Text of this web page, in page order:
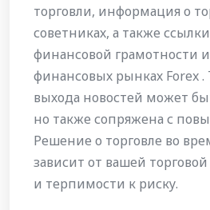
торговли, информация о
советниках, а также
финансовой грамотности
финансовых рынках Forex .
выхода новостей может
но также сопряжена с
Решение о торговле во
зависит от вашей
и терпимости к риску.